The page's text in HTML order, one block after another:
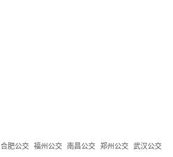
合肥公交 福州公交 南昌公交 郑州公交 武汉公交